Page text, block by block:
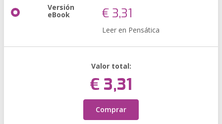
Versión
eBook € 3,31
Leer en Pensática
Valor total:
€ 3,31
Comprar